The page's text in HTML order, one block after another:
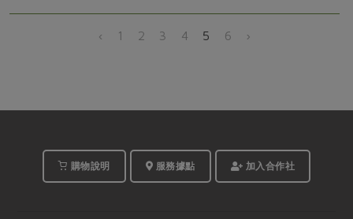
‹ 1 2 3 4 5 6 ›
購物說明 服務據點 加入合作社